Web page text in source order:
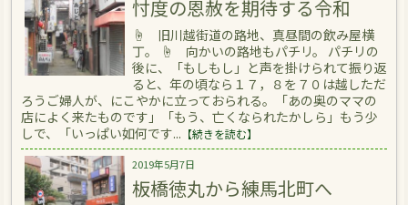
忖度の恩赦を期待する令和
☝ 旧川越街道の路地、真昼間の飲み屋横
丁。 ☝ 向かいの路地もパチリ。 パチリの
後に、「もしもし」と声を掛けられて振り返
ると、年の頃なら１７，８を７０は越しただ
ろうご婦人が、にこやかに立っておられる。「あの奥のママの
店によく来たものです」「もう、亡くなられたかしら」もう少
しで、「いっぱい如何です... 【続きを読む】
2019年5月7日
板橋徳丸から練馬北町へ